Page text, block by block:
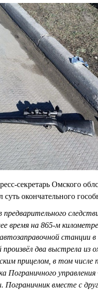
секретарь Омского
окончательного
предварительного
время на 865-м
станции в
два выстрела из
прицелом, в том числе
Пограничного
Пограничник вместе с